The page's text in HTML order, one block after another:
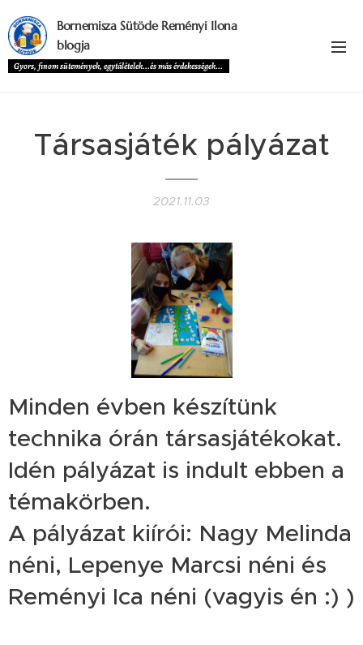
Bornemisza Sütöde Reményi Ilona
blogja
Gyors, finom sütemények, egytálételek...és más érdekességek...
Társasjáték pályázat
2021.11.03
Minden évben készítünk
technika órán társasjátékokat.
Idén pályázat is indult ebben a
témakörben.
A pályázat kiírói: Nagy Melinda
néni, Lepenye Marcsi néni és
Reményi Ica néni (vagyis én :) )